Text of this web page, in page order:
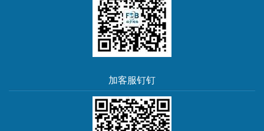
加客服钉钉